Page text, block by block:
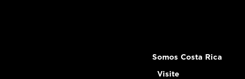
Somos Costa Rica
Visite